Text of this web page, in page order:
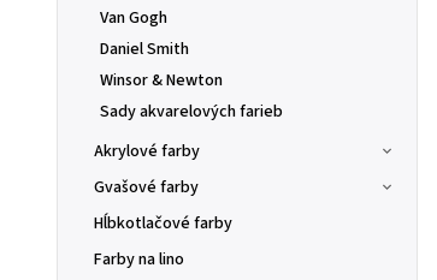
Van Gogh
Daniel Smith
Winsor & Newton
Sady akvarelových farieb
Akrylové farby
Gvašové farby
Hĺbkotlačové farby
Farby na lino